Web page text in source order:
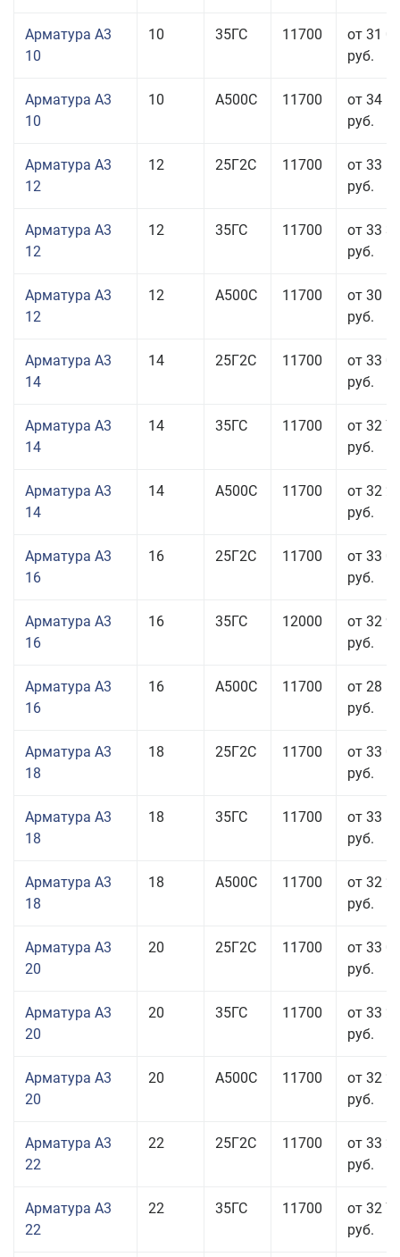
Арматура А3
10
10 35ГС 11700
от 31
руб.
Арматура А3
10
10 А500С 11700
от 34
руб.
Арматура А3
12
12 25Г2С 11700
от 33
руб.
Арматура А3
12
12 35ГС 11700
от 33
руб.
Арматура А3
12
12 А500С 11700
от 30
руб.
Арматура А3
14
14 25Г2С 11700
от 33
руб.
Арматура А3
14
14 35ГС 11700
от 32
руб.
Арматура А3
14
14 А500С 11700
от 32
руб.
Арматура А3
16
16 25Г2С 11700
от 33
руб.
Арматура А3
16
16 35ГС 12000
от 32
руб.
Арматура А3
16
16 А500С 11700
от 28
руб.
Арматура А3
18
18 25Г2С 11700
от 33
руб.
Арматура А3
18
18 35ГС 11700
от 33
руб.
Арматура А3
18
18 А500С 11700
от 32
руб.
Арматура А3
20
20 25Г2С 11700
от 33
руб.
Арматура А3
20
20 35ГС 11700
от 33
руб.
Арматура А3
20
20 А500С 11700
от 32
руб.
Арматура А3
22
22 25Г2С 11700
от 33
руб.
Арматура А3
22
22 35ГС 11700
от 32
руб.